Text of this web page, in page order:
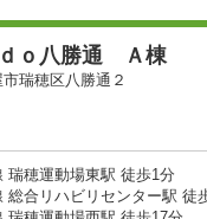
ｏ八勝通 Ａ棟
瑞穂区八勝通２
瑞穂運動場東駅 徒歩1分
総合リハビリセンター駅 徒